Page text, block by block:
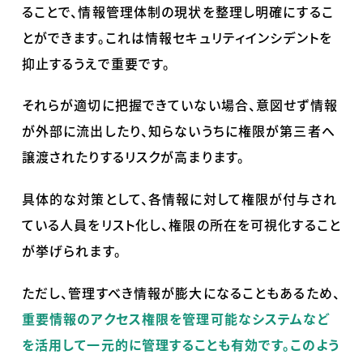
ることで、情報管理体制の現状を整理し明確にするこ
とができます。これは情報セキュリティインシデントを
抑止するうえで重要です。
それらが適切に把握できていない場合、意図せず情報
が外部に流出したり、知らないうちに権限が第三者へ
譲渡されたりするリスクが高まります。
具体的な対策として、各情報に対して権限が付与され
ている人員をリスト化し、権限の所在を可視化すること
が挙げられます。
ただし、管理すべき情報が膨大になることもあるため、
重要情報のアクセス権限を管理可能なシステムなど
を活用して一元的に管理することも有効です。このよう